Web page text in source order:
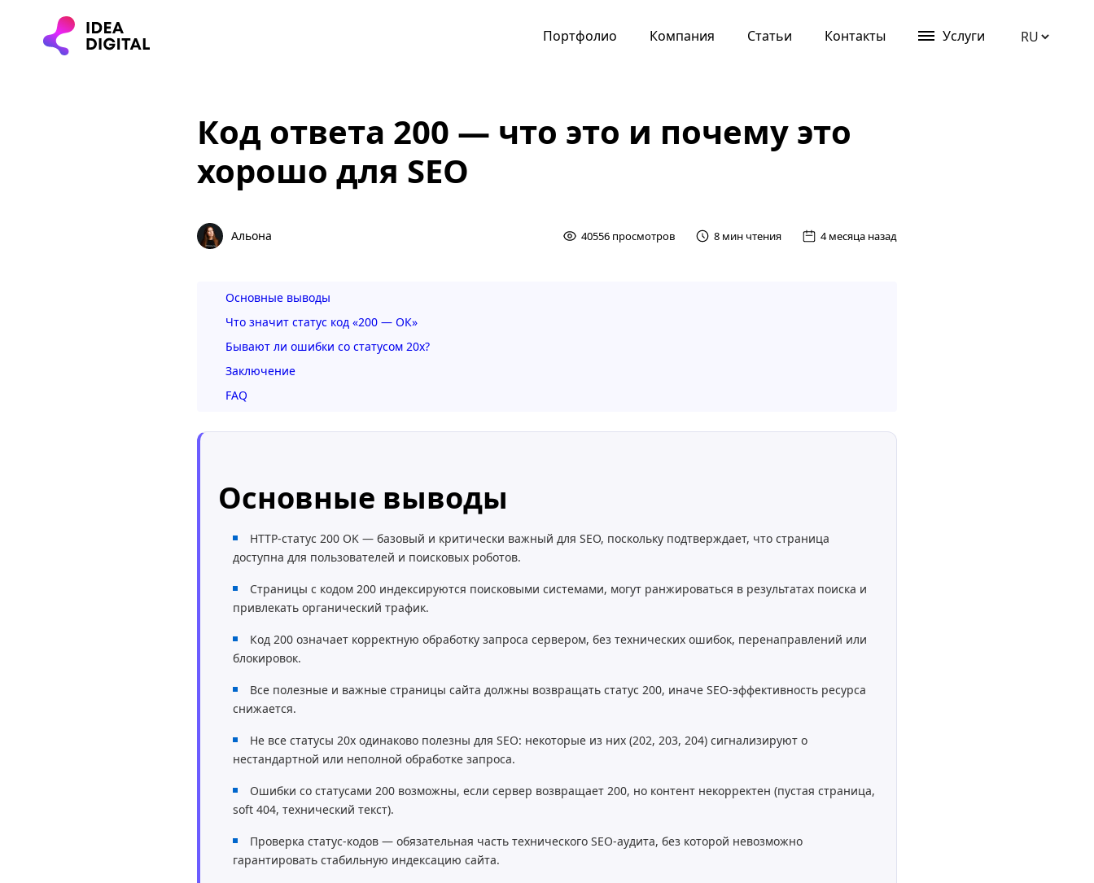
Портфолио Компания Статьи Контакты Услуги
Код ответа 200 — что это и почему это
хорошо для SEO
Альона 40556 просмотров 8 мин чтения 4 месяца назад
Основные выводы
Что значит статус код «200 — ОК»
Бывают ли ошибки со статусом 20х?
Заключение
FAQ
Основные выводы
HTTP-статус 200 OK — базовый и критически важный для SEO, поскольку подтверждает, что страница
доступна для пользователей и поисковых роботов.
Страницы с кодом 200 индексируются поисковыми системами, могут ранжироваться в результатах поиска и
привлекать органический трафик.
Код 200 означает корректную обработку запроса сервером, без технических ошибок, перенаправлений или
блокировок.
Все полезные и важные страницы сайта должны возвращать статус 200, иначе SEO-эффективность ресурса
снижается.
Не все статусы 20x одинаково полезны для SEO: некоторые из них (202, 203, 204) сигнализируют о
нестандартной или неполной обработке запроса.
Ошибки со статусами 200 возможны, если сервер возвращает 200, но контент некорректен (пустая страница,
soft 404, технический текст).
Проверка статус-кодов — обязательная часть технического SEO-аудита, без которой невозможно
гарантировать стабильную индексацию сайта.